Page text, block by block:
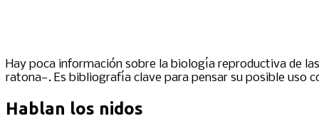
Hay poca información sobre la biología reproductiva de
ratona—. Es bibliografía clave para pensar su posible uso
Hablan los nidos